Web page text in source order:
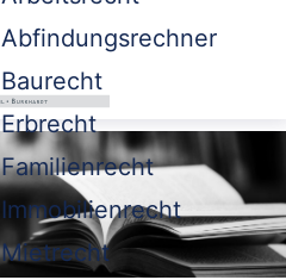
Abfindungsrechner
Baurecht
Erbrecht
Familienrecht
Immobilienrecht
Mietrecht